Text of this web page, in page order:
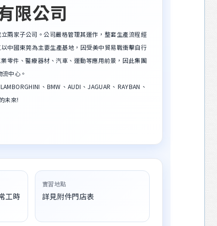
限公司
兩家子公司。公司嚴格管理其運作，整套生產流程經
中國東莞為主要生產基地，因受美中貿易戰衝擊自行
零件、醫療器材、汽車、運動等應用前景，因此集團
中心。
、BMW、AUDI、JAGUAR、RAYBAN、
未來!
工時
實習地點
詳見附件門店表